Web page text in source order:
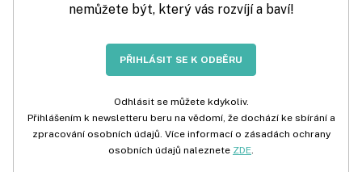
nemůžete být, který vás rozvíjí a baví!
PŘIHLÁSIT SE K ODBĚRU
Odhlásit se můžete kdykoliv.
Přihlášením k newsletteru beru na vědomí, že dochází ke sbírání a
zpracování osobních údajů. Více informací o zásadách ochrany
osobních údajů naleznete ZDE.